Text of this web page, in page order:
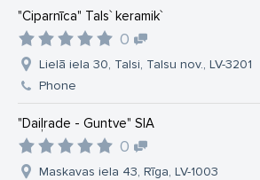
"Ciparnīca" Tals` keramik`
0
Lielā iela 30, Talsi, Talsu nov., LV-3201
Phone
"Daiļrade - Guntve" SIA
0
Maskavas iela 43, Rīga, LV-1003